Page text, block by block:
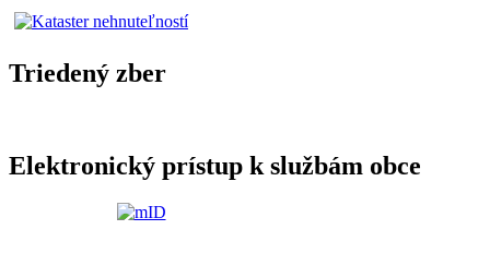
Triedený zber
Elektronický prístup k službám obce